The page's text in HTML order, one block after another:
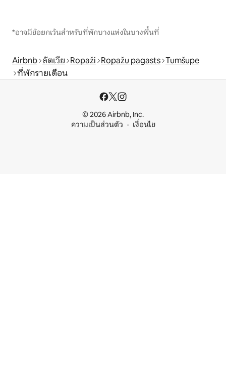
*อาจมีข้อยกเว้นสำหรับที่พักบางแห่งในบางพื้นที่
Airbnb ลัตเวีย Ropaži Ropažu pagasts Tumšupe
ที่พักรายเดือน
© 2026 Airbnb, Inc.
ความเป็นส่วนตัว
เงื่อนไข